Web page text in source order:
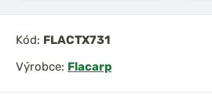
Kód: FLACTX731
Výrobce: Flacarp